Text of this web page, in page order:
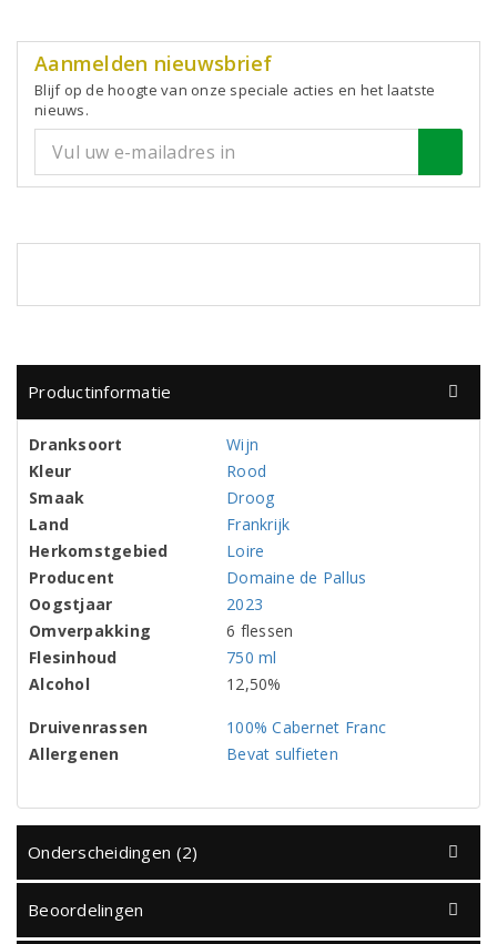
Aanmelden nieuwsbrief
Blijf op de hoogte van onze speciale acties en het laatste
nieuws.
Productinformatie
Dranksoort
Wijn
Kleur
Rood
Smaak
Droog
Land
Frankrijk
Herkomstgebied
Loire
Producent
Domaine de Pallus
Oogstjaar
2023
Omverpakking
6 flessen
Flesinhoud
750 ml
Alcohol
12,50%
Druivenrassen
100% Cabernet Franc
Allergenen
Bevat sulfieten
Onderscheidingen (2)
Beoordelingen